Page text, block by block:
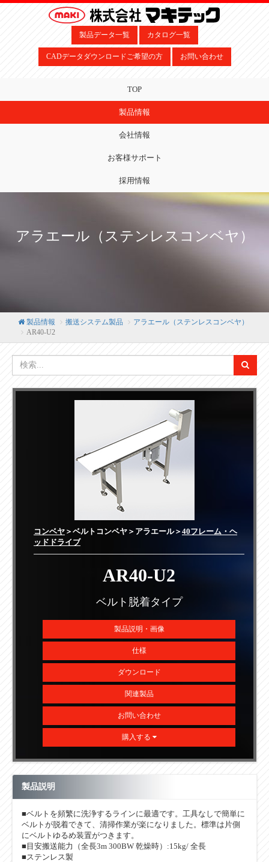
製品データ一覧 カタログ一覧
CADデータダウンロードご希望の方 お問い合わせ
TOP
製品情報
会社情報
お客様サポート
採用情報
アラエール（ステンレスコンベヤ）
製品情報 搬送システム製品
アラエール（ステンレスコンベヤ）
AR40-U2
コンベヤ ＞ベルトコンベヤ＞アラエール＞ 40フレーム・ヘ
ッドドライブ
AR40-U2
ベルト脱着タイプ
製品説明・画像
仕様
ダウンロード
関連製品
お問い合わせ
購入する
製品説明
■ベルトを頻繁に洗浄するラインに最適です。工具なしで簡単に
ベルトが脱着できて、清掃作業が楽になりました。標準は片側
にベルトゆるめ装置がつきます。
■目安搬送能力（全長3m 300BW 乾燥時）:15kg/ 全長
■ステンレス製